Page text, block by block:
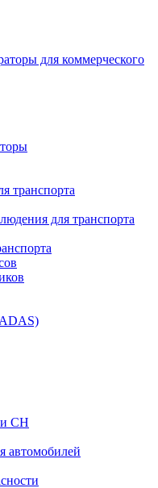
для коммерческого
транспорта
для транспорта
CH
автомобилей